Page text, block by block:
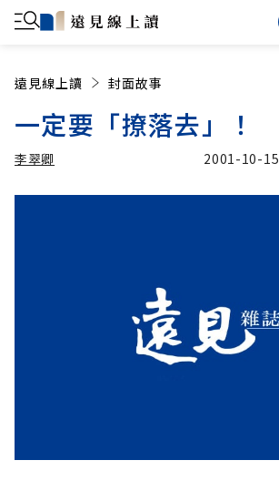
遠見線上讀 封面故事
一定要「撩落去」！
李翠卿 2001-10-15